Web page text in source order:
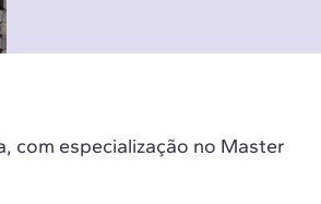
com especialização no Master